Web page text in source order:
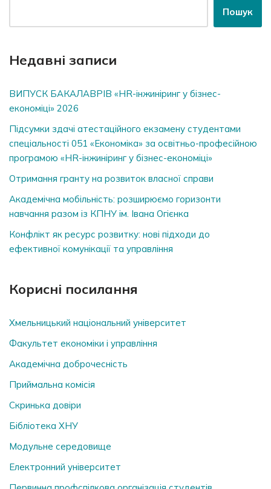
Пошук
Недавні записи
ВИПУСК БАКАЛАВРІВ «HR-інжиніринг у бізнес-
економіці» 2026
Підсумки здачі атестаційного екзамену студентами
спеціальності 051 «Економіка» за освітньо-професійною
програмою «HR-інжиніринг у бізнес-економіці»
Отримання гранту на розвиток власної справи
Академічна мобільність: розширюємо горизонти
навчання разом із КПНУ ім. Івана Огієнка
Конфлікт як ресурс розвитку: нові підходи до
ефективної комунікації та управління
Корисні посилання
Хмельницький національний університет
Факультет економіки і управління
Академічна доброчесність
Приймальна комісія
Скринька довiри
Бібліотека ХНУ
Модульне середовище
Електронний університет